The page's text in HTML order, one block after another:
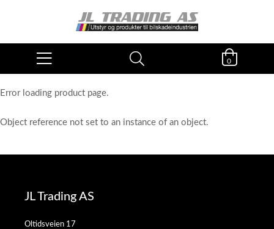
0
Error loading product page.
Object reference not set to an instance of an object.
JL Trading AS
Oltidsveien 17